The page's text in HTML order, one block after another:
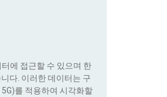
에 접근할 수 있으며 한
다. 이러한 데이터는 구
를 적용하여 시각화할